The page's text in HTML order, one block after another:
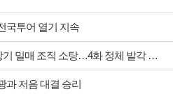
국투어 열기 지속
매 조직 소탕…4화 정체 발각 위기 예고
과 저음 대결 승리